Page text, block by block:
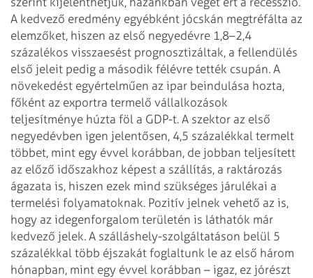
A kedvező eredmény egyébként jócskán megtréfálta az
elemzőket, hiszen az első negyedévre 1,8–2,4
százalékos visszaesést prognosztizáltak, a fellendülés
első jeleit pedig a második félévre tették csupán. A
növekedést egyértelműen az ipar beindulása hozta,
főként az exportra termelő vállalkozások
teljesítménye húzta föl a GDP-t. A szektor az első
negyedévben igen jelentősen, 4,5 százalékkal termelt
többet, mint egy évvel korábban, de jobban teljesített
az előző időszakhoz képest a szállítás, a raktározás
ágazata is, hiszen ezek mind szükséges járulékai a
termelési folyamatoknak. Pozitív jelnek vehető az is,
hogy az idegenforgalom területén is láthatók már
kedvező jelek. A szálláshely-szolgáltatáson belül 5
százalékkal több éjszakát foglaltunk le az első három
hónapban, mint egy évvel korábban – igaz, ez jórészt